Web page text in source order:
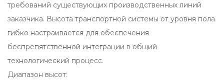
требований существующих производственных линий
заказчика. Высота транспортной системы от уровня пола
гибко настраивается для обеспечения
беспрепятственной интеграции в общий
технологический процесс.
Диапазон высот: